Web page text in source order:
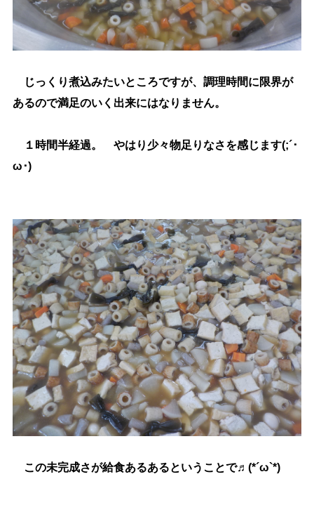
じっくり煮込みたいところですが、調理時間に限界が
あるので満足のいく出来にはなりません。
１時間半経過。 やはり少々物足りなさを感じます(;´･
ω･)
この未完成さが給食あるあるということで♬(*´ω`*)